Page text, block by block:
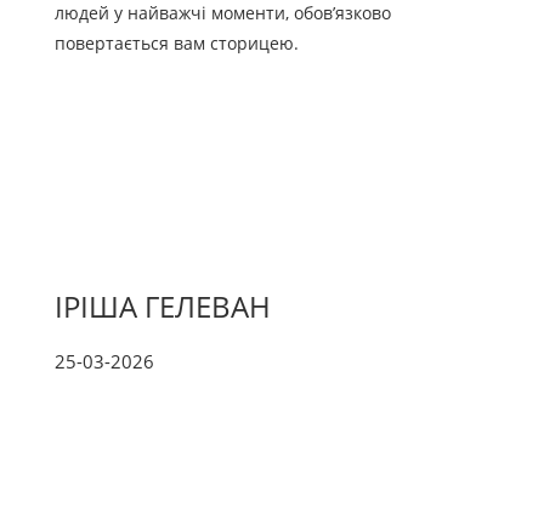
людей у найважчі моменти, обов’язково
повертається вам сторицею.
ІРІША ГЕЛЕВАН
25-03-2026